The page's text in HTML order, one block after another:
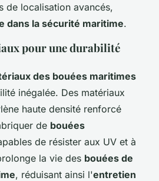
de localisation avancés,
dans la sécurité maritime.
pour une durabilité
des bouées maritimes
inégalée. Des matériaux
haute densité renforcé
de bouées
de résister aux UV et à
la vie des bouées de
, réduisant ainsi l'entretien